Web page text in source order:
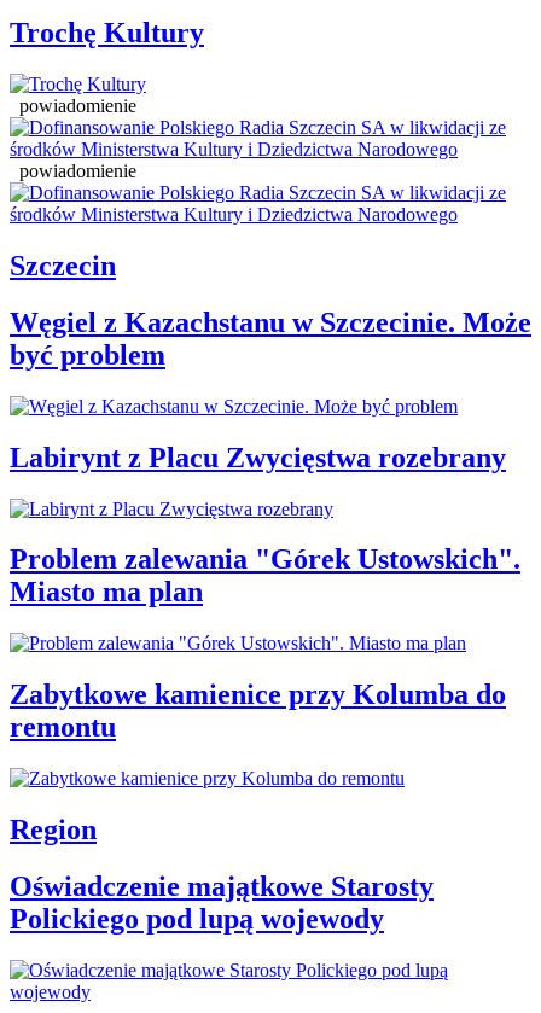
Trochę Kultury
powiadomienie
powiadomienie
Szczecin
Węgiel z Kazachstanu w Szczecinie. Może
być problem
Labirynt z Placu Zwycięstwa rozebrany
Problem zalewania "Górek Ustowskich".
Miasto ma plan
Zabytkowe kamienice przy Kolumba do
remontu
Region
Oświadczenie majątkowe Starosty
Polickiego pod lupą wojewody